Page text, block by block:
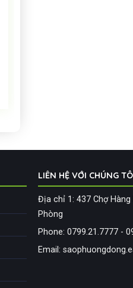
LIÊN HỆ VỚI CHÚNG
Địa chỉ 1: 437 Chợ Hàng
Phòng
Phone: 0799.21.7777 -
Email: